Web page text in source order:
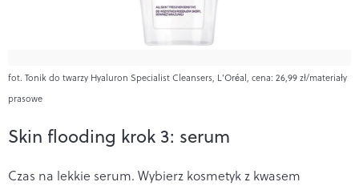
fot. Tonik do twarzy Hyaluron Specialist Cleansers, L’Oréal, cena: 26,99 zł/materiały
prasowe
Skin flooding krok 3: serum
Czas na lekkie serum. Wybierz kosmetyk z kwasem